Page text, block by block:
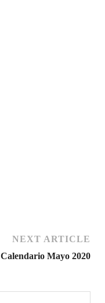
NEXT ARTICLE
Calendario Mayo 2020